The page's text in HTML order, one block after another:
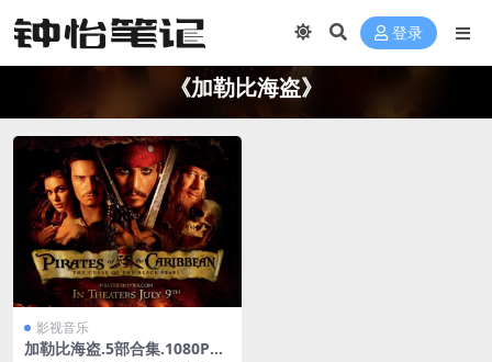
登录
《加勒比海盗》
影视音乐
加勒比海盗.5部合集.1080P夸